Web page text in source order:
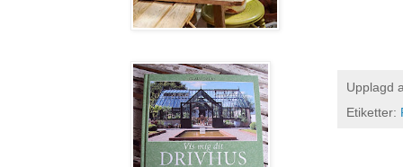
Upplagd
Etiketter: